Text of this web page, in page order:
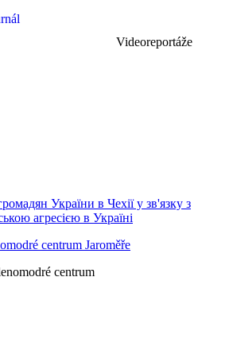
Videoreportáže
України в Чехії у зв'язку з
агресією в Україні
centrum Jaroměře